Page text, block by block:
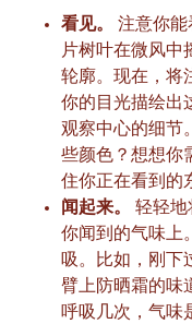
看见。
注意你能
片树叶在微风中
轮廓。现在，将
你的目光描绘出
观察中心的细节
些颜色？想想你
住你正在看到的
闻起来。
轻轻地
你闻到的气味上
吸。比如，刚下
臂上防晒霜的味
呼吸几次，气味